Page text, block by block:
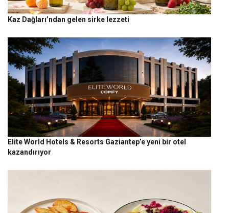
Kaz Dağları’ndan gelen sirke lezzeti
Elite World Hotels & Resorts Gaziantep’e yeni bir otel
kazandırıyor